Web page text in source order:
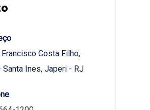
Francisco Costa Filho,
Santa Ines, Japeri - RJ